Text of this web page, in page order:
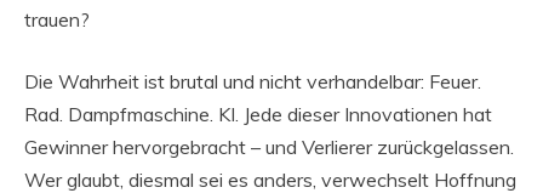
trauen?
Die Wahrheit ist brutal und nicht verhandelbar: Feuer.
Rad. Dampfmaschine. KI. Jede dieser Innovationen hat
Gewinner hervorgebracht – und Verlierer zurückgelassen.
Wer glaubt, diesmal sei es anders, verwechselt Hoffnung